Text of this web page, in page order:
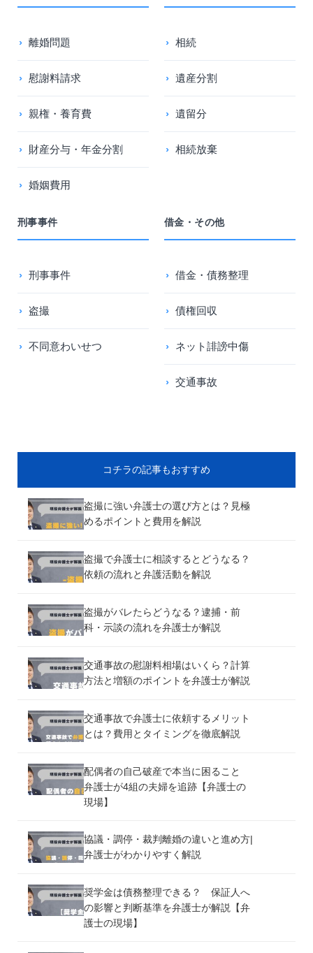
離婚問題
慰謝料請求
親権・養育費
財産分与・年金分割
婚姻費用
相続
遺産分割
遺留分
相続放棄
刑事事件
刑事事件
盗撮
不同意わいせつ
借金・その他
借金・債務整理
債権回収
ネット誹謗中傷
交通事故
コチラの記事もおすすめ
盗撮に強い弁護士の選び方とは？見極
めるポイントと費用を解説
盗撮で弁護士に相談するとどうなる？
依頼の流れと弁護活動を解説
盗撮がバレたらどうなる？逮捕・前
科・示談の流れを弁護士が解説
交通事故の慰謝料相場はいくら？計算
方法と増額のポイントを弁護士が解説
交通事故で弁護士に依頼するメリット
とは？費用とタイミングを徹底解説
配偶者の自己破産で本当に困ること
弁護士が4組の夫婦を追跡【弁護士の
現場】
協議・調停・裁判離婚の違いと進め方|
弁護士がわかりやすく解説
奨学金は債務整理できる？ 保証人へ
の影響と判断基準を弁護士が解説【弁
護士の現場】